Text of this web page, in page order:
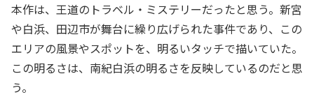
本作は、王道のトラベル・ミステリーだったと思う。新宮
や白浜、田辺市が舞台に繰り広げられた事件であり、この
エリアの風景やスポットを、明るいタッチで描いていた。
この明るさは、南紀白浜の明るさを反映しているのだと思
う。